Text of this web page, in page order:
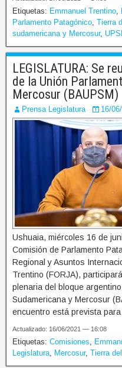
Etiquetas: Emmanuel Trentino
Parlamento Patagónico Tierra
sudamericana y Mercosur,
LEGISLATURA: Se
de la Unión
Mercosur (BAUPSM)
Prensa Legislatura 16/
Ushuaia, miércoles 16 de
Comisión de Parlamento
Regional y Asuntos
Trentino (FORJA),
plenaria del bloque
Sudamericana y Mercosur
encuentro está prevista
Actualizado: 16/06/2021 — 16:08
Etiquetas: Comisiones
Legislatura
Mercosur, Tierra